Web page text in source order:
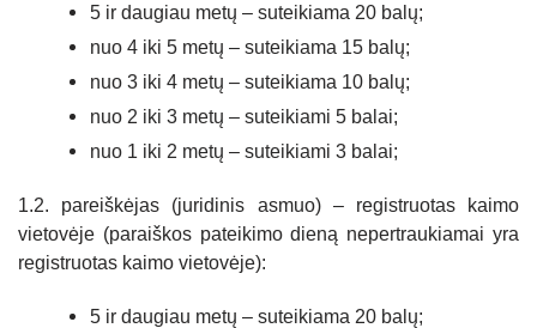
5 ir daugiau metų – suteikiama 20 balų;
nuo 4 iki 5 metų – suteikiama 15 balų;
nuo 3 iki 4 metų – suteikiama 10 balų;
nuo 2 iki 3 metų – suteikiami 5 balai;
nuo 1 iki 2 metų – suteikiami 3 balai;
1.2. pareiškėjas (juridinis asmuo) – registruotas kaimo
vietovėje (paraiškos pateikimo dieną nepertraukiamai yra
registruotas kaimo vietovėje):
5 ir daugiau metų – suteikiama 20 balų;